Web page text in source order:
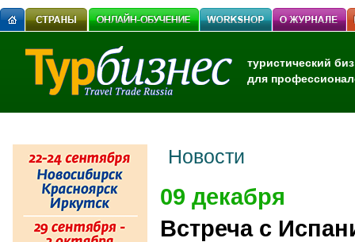
туристический
для
Новости
09 декабря
Встреча с